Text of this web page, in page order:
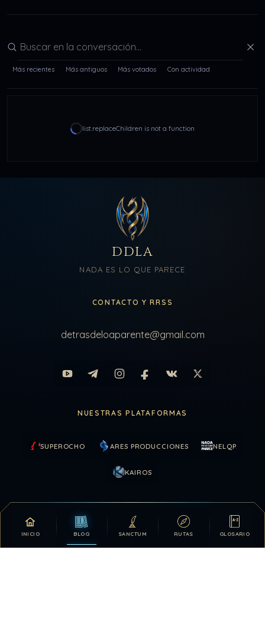
INICIO BLOG SANCTUM RUTAS GLOSARIO
Buscar en la conversación
Más recientes Más antiguos Más votados Con actividad
list.replaceChildren is not a function
DDLA
NADA ES LO QUE PARECE
CONTACTO Y RRSS
detrasdeloaparente@gmail.com
NUESTRAS PLATAFORMAS
SUPEROCHO ARES PRODUCCIONES NELQP
KAIROS
Tu apoyo hace posible que DDLA siga creciendo.